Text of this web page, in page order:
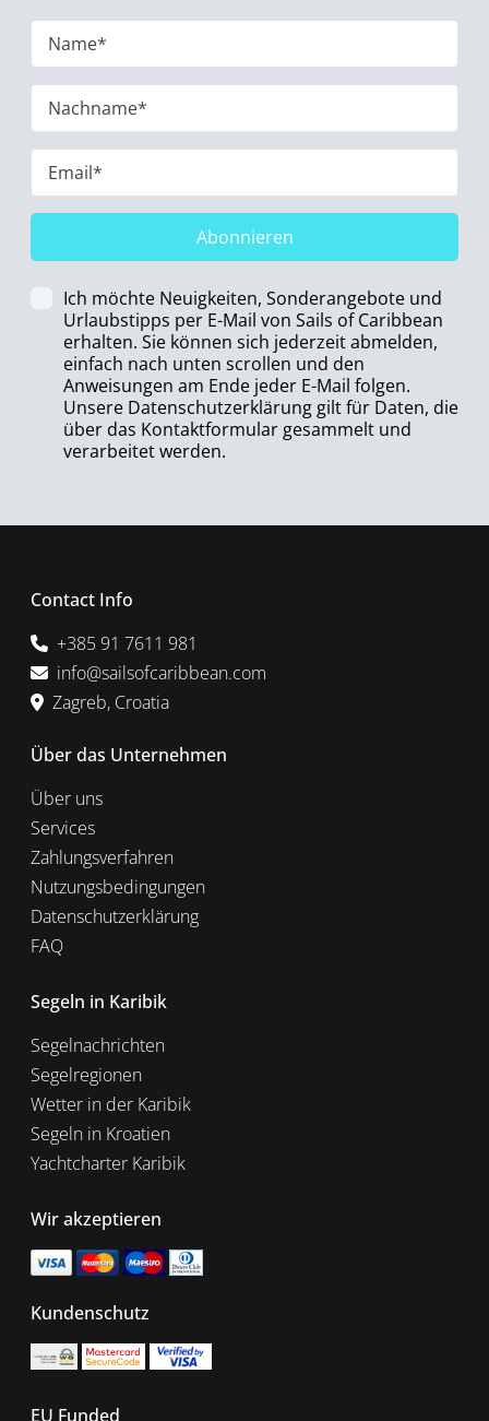
Abonnieren
Ich möchte Neuigkeiten, Sonderangebote und
Urlaubstipps per E-Mail von Sails of Caribbean
erhalten. Sie können sich jederzeit abmelden,
einfach nach unten scrollen und den
Anweisungen am Ende jeder E-Mail folgen.
Unsere Datenschutzerklärung gilt für Daten, die
über das Kontaktformular gesammelt und
verarbeitet werden.
Contact Info
+385 91 7611 981
info@sailsofcaribbean.com
Zagreb, Croatia
Über das Unternehmen
Über uns
Services
Zahlungsverfahren
Nutzungsbedingungen
Datenschutzerklärung
FAQ
Segeln in Karibik
Segelnachrichten
Segelregionen
Wetter in der Karibik
Segeln in Kroatien
Yachtcharter Karibik
Wir akzeptieren
Kundenschutz
EU Funded